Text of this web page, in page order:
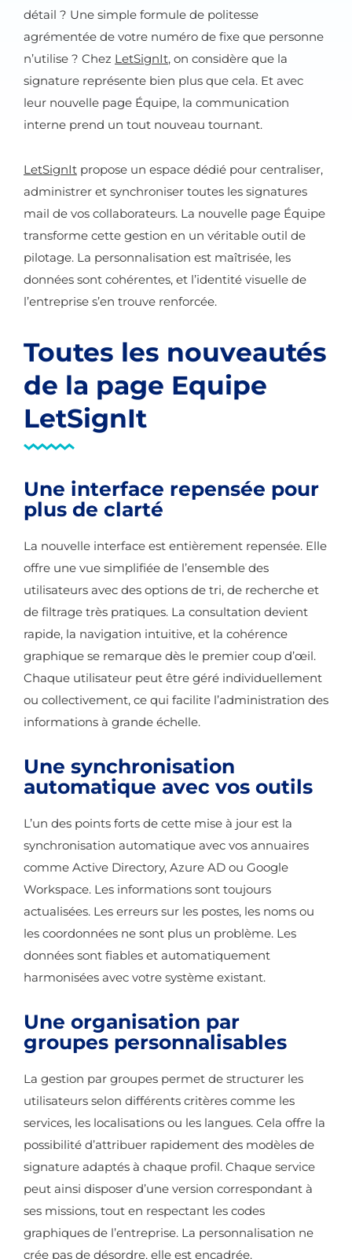
détail ? Une simple formule de politesse
agrémentée de votre numéro de fixe que personne
n’utilise ? Chez LetSignIt, on considère que la
signature représente bien plus que cela. Et avec
leur nouvelle page Équipe, la communication
interne prend un tout nouveau tournant.
LetSignIt propose un espace dédié pour centraliser,
administrer et synchroniser toutes les signatures
mail de vos collaborateurs. La nouvelle page Équipe
transforme cette gestion en un véritable outil de
pilotage. La personnalisation est maîtrisée, les
données sont cohérentes, et l’identité visuelle de
l’entreprise s’en trouve renforcée.
Toutes les nouveautés
de la page Equipe
LetSignIt
Une interface repensée pour
plus de clarté
La nouvelle interface est entièrement repensée. Elle
offre une vue simplifiée de l’ensemble des
utilisateurs avec des options de tri, de recherche et
de filtrage très pratiques. La consultation devient
rapide, la navigation intuitive, et la cohérence
graphique se remarque dès le premier coup d’œil.
Chaque utilisateur peut être géré individuellement
ou collectivement, ce qui facilite l’administration des
informations à grande échelle.
Une synchronisation
automatique avec vos outils
L’un des points forts de cette mise à jour est la
synchronisation automatique avec vos annuaires
comme Active Directory, Azure AD ou Google
Workspace. Les informations sont toujours
actualisées. Les erreurs sur les postes, les noms ou
les coordonnées ne sont plus un problème. Les
données sont fiables et automatiquement
harmonisées avec votre système existant.
Une organisation par
groupes personnalisables
La gestion par groupes permet de structurer les
utilisateurs selon différents critères comme les
services, les localisations ou les langues. Cela offre la
possibilité d’attribuer rapidement des modèles de
signature adaptés à chaque profil. Chaque service
peut ainsi disposer d’une version correspondant à
ses missions, tout en respectant les codes
graphiques de l’entreprise. La personnalisation ne
crée pas de désordre, elle est encadrée.